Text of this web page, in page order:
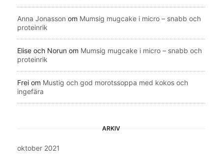
Anna Jonasson om Mumsig mugcake i micro – snabb och
proteinrik
Elise och Norun om Mumsig mugcake i micro – snabb och
proteinrik
Frei om Mustig och god morotssoppa med kokos och
ingefära
ARKIV
oktober 2021